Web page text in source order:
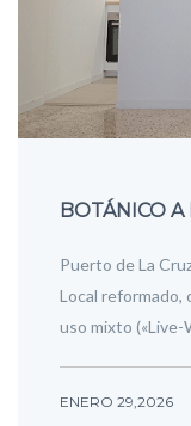
BOTÁNICO A
Puerto de La
Local reformado,
uso mixto («Live-
ENERO 29,2026